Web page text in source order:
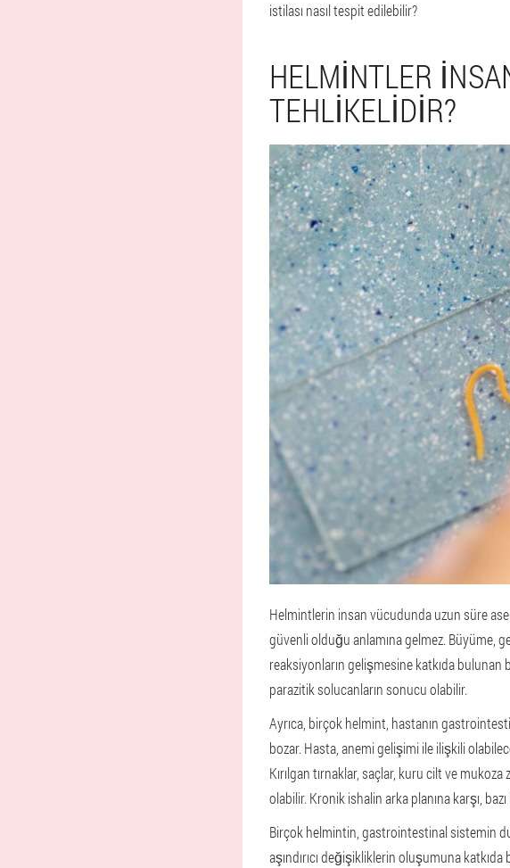
istilası nasıl tespit edilebilir?
HELMINTLER
TEHLIKELIDIR?
Helmintlerin insan vücudunda uzun süre
güvenli olduğu anlamına gelmez. Büyüme,
reaksiyonların gelişmesine katkıda bulunan
parazitik solucanların sonucu olabilir.
Ayrıca, birçok helmint, hastanın
bozar. Hasta, anemi gelişimi ile ilişkili
Kırılgan tırnaklar, saçlar, kuru cilt ve
olabilir. Kronik ishalin arka planına karşı,
Birçok helmintin, gastrointestinal sistemin
aşındırıcı değişikliklerin oluşumuna